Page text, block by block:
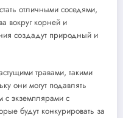
отличными соседями,
вокруг корней и
создадут природный и
травами, такими
они могут подавлять
с экземплярами с
будут конкурировать за